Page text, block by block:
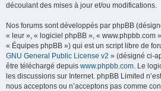
découlant des mises à jour et/ou modifications.
Nos forums sont développés par phpBB
« leur », « logiciel phpBB », « www.phpbb.com
« Équipes phpBB ») qui est un script libre de
GNU General Public License v2 » (désigné ci-
être téléchargé depuis www.phpbb.com. Le
les discussions sur Internet. phpBB Limited
nous acceptons ou n’acceptons pas comme